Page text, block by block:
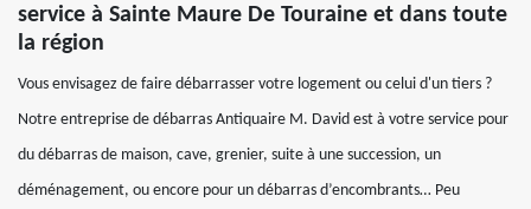
service à Sainte Maure De Touraine et dans toute
la région
Vous envisagez de faire débarrasser votre logement ou celui d'un tiers ?
Notre entreprise de débarras Antiquaire M. David est à votre service pour
du débarras de maison, cave, grenier, suite à une succession, un
déménagement, ou encore pour un débarras d’encombrants… Peu